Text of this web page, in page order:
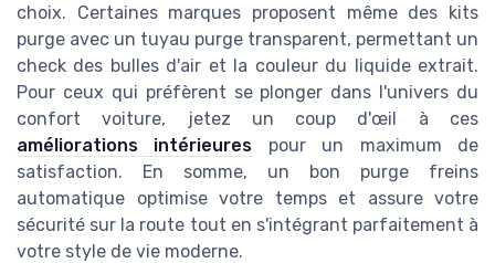
choix. Certaines marques proposent même des kits
purge avec un tuyau purge transparent, permettant un
check des bulles d'air et la couleur du liquide extrait.
Pour ceux qui préfèrent se plonger dans l'univers du
confort voiture, jetez un coup d'œil à ces
améliorations intérieures pour un maximum de
satisfaction. En somme, un bon purge freins
automatique optimise votre temps et assure votre
sécurité sur la route tout en s'intégrant parfaitement à
votre style de vie moderne.